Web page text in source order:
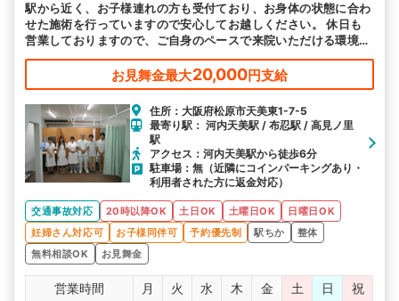
駅から近く、お子様連れの方も受付ており、お身体の状態に合わ
せた施術を行っていますので安心してお越しください。 休日も
営業しておりますので、ご自身のペースで来院いただける環境を
整えています。
お見舞金最大20,000円支給
住所：大阪府松原市天美東1-7-5
最寄り駅： 河内天美駅 / 布忍駅 / 高見ノ里
駅
アクセス：河内天美駅から徒歩6分
駐車場：無（近隣にコインパーキングあり・
利用者された方に返金対応）
交通事故対応 20時以降OK 土日OK 土曜日OK
日曜日OK
妊婦さん対応可
お子様同伴可 予約優先制 駅ちか
整体
無料相談OK
お見舞金
営業時間 月 火 水 木 金 土 日
祝